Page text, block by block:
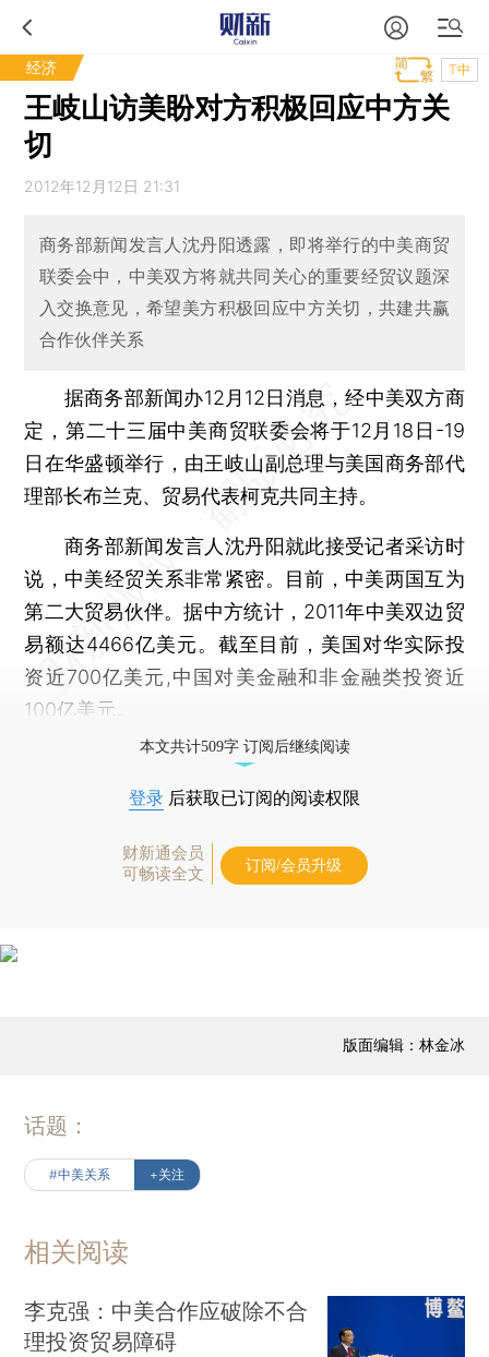
经济 T中
王岐山访美盼对方积极回应中方关
切
2012年12月12日 21:31
商务部新闻发言人沈丹阳透露，即将举行的中美商贸
联委会中，中美双方将就共同关心的重要经贸议题深
入交换意见，希望美方积极回应中方关切，共建共赢
合作伙伴关系
据商务部新闻办12月12日消息，经中美双方商
定，第二十三届中美商贸联委会将于12月18日-19
日在华盛顿举行，由王岐山副总理与美国商务部代
理部长布兰克、贸易代表柯克共同主持。
商务部新闻发言人沈丹阳就此接受记者采访时
说，中美经贸关系非常紧密。目前，中美两国互为
第二大贸易伙伴。据中方统计，2011年中美双边贸
易额达4466亿美元。截至目前，美国对华实际投
资近700亿美元,中国对美金融和非金融类投资近
100亿美元。
本文共计509字 订阅后继续阅读
登录 后获取已订阅的阅读权限
财新通会员
可畅读全文
订阅/会员升级
版面编辑：林金冰
话题：
#中美关系 +关注
相关阅读
李克强：中美合作应破除不合
理投资贸易障碍